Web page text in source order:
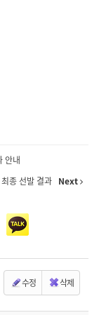
안내
종 선발 결과 Next
수정 삭제